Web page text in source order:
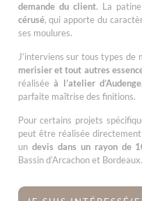
demande du client. La
cérusé, qui apporte du
ses moulures.
J’interviens sur tous types de
merisier et tout autres
réaliséeà l’atelier d’Audenge
parfaite maîtrise des finitions.
Pour certains projets
peut être réalisée
un devis dans un rayon de
Bassin d’Arcachon et Bordeaux.